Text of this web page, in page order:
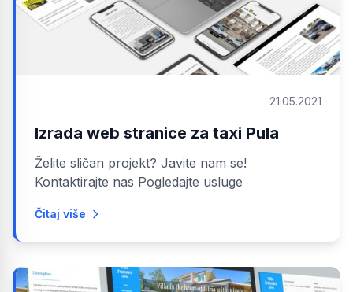
21.05.2021
Izrada web stranice za taxi Pula
Želite sličan projekt? Javite nam se!
Kontaktirajte nas Pogledajte usluge
Čitaj više